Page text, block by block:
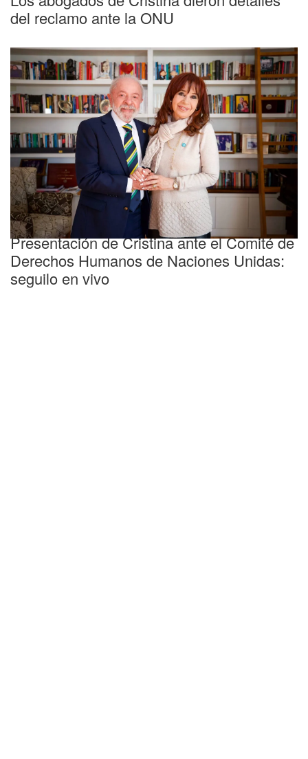
del reclamo ante la ONU
Conferencia
Presentación de Cristina ante el Comité de
Derechos Humanos de Naciones Unidas:
seguilo en vivo